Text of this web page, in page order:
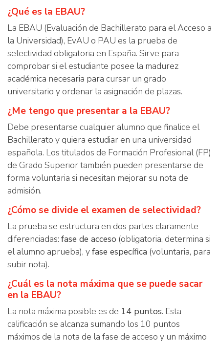
¿Qué es la EBAU?
La EBAU (Evaluación de Bachillerato para el Acceso a
la Universidad), EvAU o PAU es la prueba de
selectividad obligatoria en España. Sirve para
comprobar si el estudiante posee la madurez
académica necesaria para cursar un grado
universitario y ordenar la asignación de plazas.
¿Me tengo que presentar a la EBAU?
Debe presentarse cualquier alumno que finalice el
Bachillerato y quiera estudiar en una universidad
española. Los titulados de Formación Profesional (FP)
de Grado Superior también pueden presentarse de
forma voluntaria si necesitan mejorar su nota de
admisión.
¿Cómo se divide el examen de selectividad?
La prueba se estructura en dos partes claramente
diferenciadas: fase de acceso (obligatoria, determina si
el alumno aprueba), yfase específica (voluntaria, para
subir nota).
¿Cuál es la nota máxima que se puede sacar
en la EBAU?
La nota máxima posible es de 14 puntos. Esta
calificación se alcanza sumando los 10 puntos
máximos de la nota de la fase de acceso y un máximo